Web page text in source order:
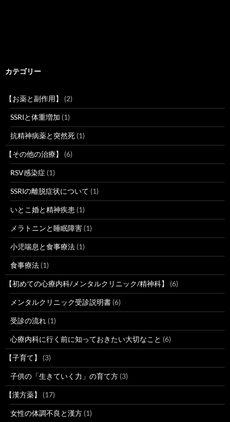
カテゴリー
【お薬と副作用】 (2)
SSRIと体重増加 (1)
抗精神病薬と突然死 (1)
【その他の治療】 (6)
RSV感染症 (1)
SSRIの離脱症状について (1)
いとこ婚と精神疾患 (1)
メラトニンと睡眠障害 (1)
小児喘息と食事療法 (1)
食事療法 (1)
【初めての心療内科/メンタルクリニック/精神科】 (6)
メンタルクリニック受診説明書 (6)
受診の流れ (1)
心療内科に行く前に知っておきたい大切なこと (6)
【子育て】 (3)
子供の「生きていく力」の育て方 (3)
【漢方薬】 (17)
女性の体調不良と漢方 (1)